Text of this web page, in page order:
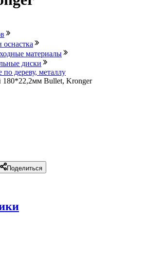
материалы
диски
дереву, металлу
180*22,2мм Bullet, Kronger
Поделиться